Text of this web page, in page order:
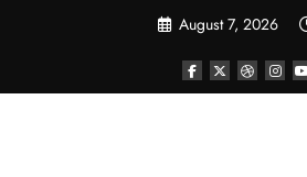
August 7, 2026